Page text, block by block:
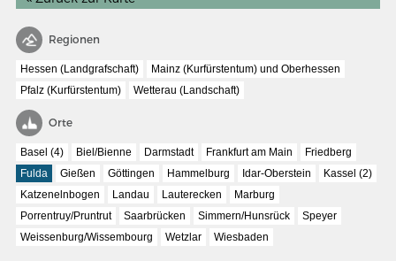
MERIAN'S GERMANY 1642 - 1654
Interaktive Karte
Image gallery
Imprint
Regionen
Hessen (Landgrafschaft)
Mainz (Kurfürstentum) und Oberhessen
Pfalz (Kurfürstentum)
Wetterau (Landschaft)
Orte
Basel (4) Biel/Bienne Darmstadt Frankfurt am Main
Friedberg
Fulda
Gießen Göttingen Hammelburg Idar-Oberstein
Kassel (2)
Katzenelnbogen
Landau Lauterecken
Marburg
Porrentruy/Pruntrut
Saarbrücken Simmern/Hunsrück
Speyer
Weissenburg/Wissembourg
Wetzlar Wiesbaden